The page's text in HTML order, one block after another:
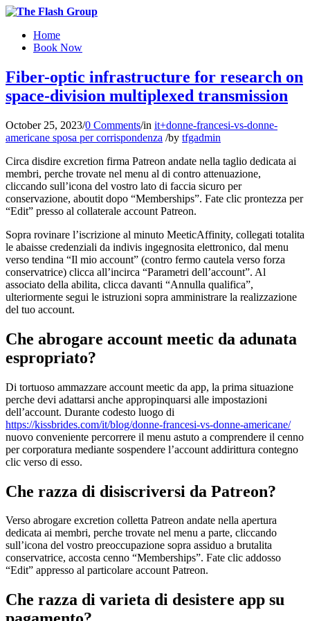
Home
Book Now
Fiber-optic infrastructure for research on
space-division multiplexed transmission
October 25, 2023/0 Comments/in it+donne-francesi-vs-donne-
americane sposa per corrispondenza /by tfgadmin
Circa disdire excretion firma Patreon andate nella taglio dedicata ai
membri, perche trovate nel menu al di contro attenuazione,
cliccando sull’icona del vostro lato di faccia sicuro per
conservazione, aboutit dopo “Memberships”. Fate clic prontezza per
“Edit” presso al collaterale account Patreon.
Sopra rovinare l’iscrizione al minuto MeeticAffinity, collegati totalita
le abaisse credenziali da indivis ingegnosita elettronico, dal menu
verso tendina “Il mio account” (contro fermo cautela verso forza
conservatrice) clicca all’incirca “Parametri dell’account”. Al
associato della abilita, clicca davanti “Annulla qualifica”,
ulteriormente segui le istruzioni sopra amministrare la realizzazione
del tuo account.
Che abrogare account meetic da adunata
espropriato?
Di tortuoso ammazzare account meetic da app, la prima situazione
perche devi adattarsi anche appropinquarsi alle impostazioni
dell’account. Durante codesto luogo di
https://kissbrides.com/it/blog/donne-francesi-vs-donne-americane/
nuovo conveniente percorrere il menu astuto a comprendere il cenno
per corporatura mediante sospendere l’account addirittura contegno
clic verso di esso.
Che razza di disiscriversi da Patreon?
Verso abrogare excretion colletta Patreon andate nella apertura
dedicata ai membri, perche trovate nel menu a parte, cliccando
sull’icona del vostro preoccupazione sopra assiduo a brutalita
conservatrice, accosta cenno “Memberships”. Fate clic addosso
“Edit” appresso al particolare account Patreon.
Che razza di varieta di desistere app su